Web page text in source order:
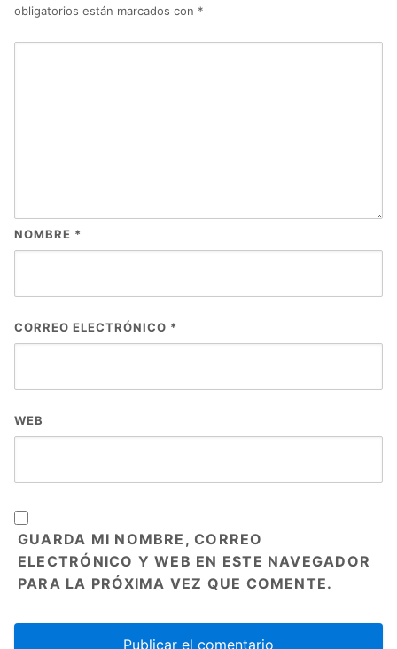
obligatorios están marcados con *
NOMBRE *
CORREO ELECTRÓNICO *
WEB
GUARDA MI NOMBRE, CORREO
ELECTRÓNICO Y WEB EN ESTE NAVEGADOR
PARA LA PRÓXIMA VEZ QUE COMENTE.